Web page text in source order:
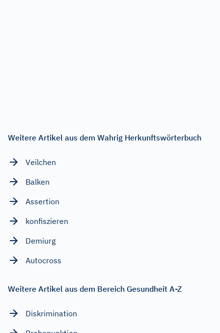
Weitere Artikel aus dem Wahrig Herkunftswörterbuch
Veilchen
Balken
Assertion
konfiszieren
Demiurg
Autocross
Weitere Artikel aus dem Bereich Gesundheit A-Z
Diskrimination